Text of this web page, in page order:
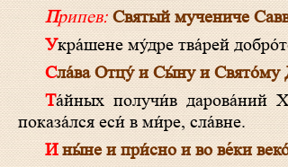
Припев: Святый мучениче
Укра́шене му́дре тва́рей
Сла́ва Отцу́ и Сы́ну и Свято́му
Та́йных получи́в дарова́ний Христо́вых, сла́вне, и Того́ незави́стным сия́нием боже́ственно уясни́вся, свети́льник
показа́лся еси́ в ми́ре, сла́вне.
И ны́не и при́сно и во ве́ки